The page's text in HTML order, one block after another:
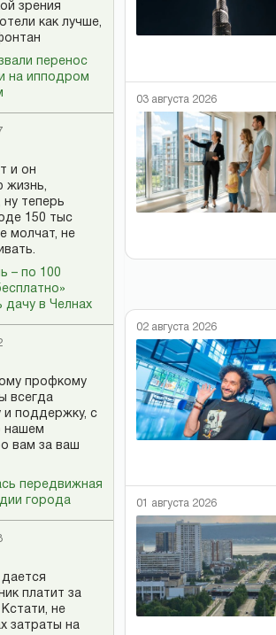
зрения
как лучше,
перенос
на ипподром
и он
жизнь,
теперь
150 тыс
молчат, не
– по 100
дачу в Челнах
профкому
всегда
и поддержку, с
нашем
вам за ваш
передвижная
города
платит за
не
затраты на
03 августа 2026
02 августа 2026
01 августа 2026